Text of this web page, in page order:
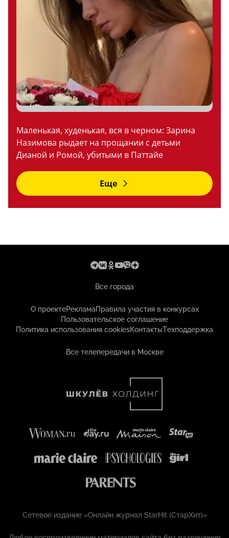
Маленькая, худенькая, вся в черном: Зарина
Назимова рыдает на прощании с детьми
Дианой и Ромой, убитыми в Паттайе
Еще
Все города
О проектеРекламаПравила участия в конкурсах
Пользовательское соглашение
Политика использования cookiesКонтактыТехподдержка
Все телепередачи в Москве
Сетевое издание «Онлайн журнал StarHit (СтарХит)»